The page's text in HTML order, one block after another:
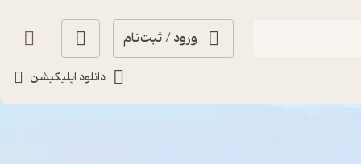
ورود / ثبت‌نام
دانلود اپلیکیشن